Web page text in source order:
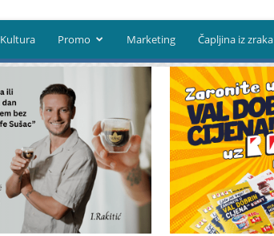
Kultura Promo Marketing Čapljina iz zraka